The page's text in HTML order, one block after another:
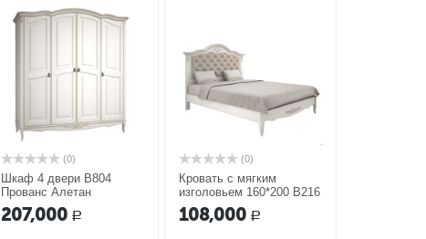
(0)
Шкаф 4 двери В804
Прованс Алетан
207,000 Р
(0)
Кровать с мягким
изголовьем 160*200 В216
Прованс Алетан
108,000 Р